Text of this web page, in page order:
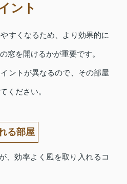
ント
すくなるため、より効果的に
窓を開けるかが重要です。
ントが異なるので、その部屋
ください。
る部屋
、効率よく風を取り入れるコ